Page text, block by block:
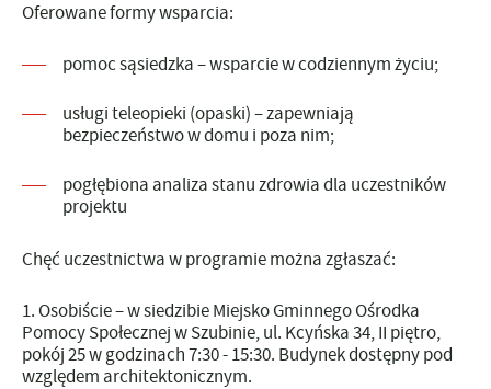
Oferowane formy wsparcia:
pomoc sąsiedzka – wsparcie w codziennym życiu;
usługi teleopieki (opaski) – zapewniają
bezpieczeństwo w domu i poza nim;
pogłębiona analiza stanu zdrowia dla uczestników
projektu
Chęć uczestnictwa w programie można zgłaszać:
Osobiście– w siedzibie Miejsko Gminnego Ośrodka
Pomocy Społecznej w Szubinie, ul. Kcyńska 34, II piętro,
pokój 25 w godzinach 7:30 - 15:30. Budynek dostępny pod
względem architektonicznym.